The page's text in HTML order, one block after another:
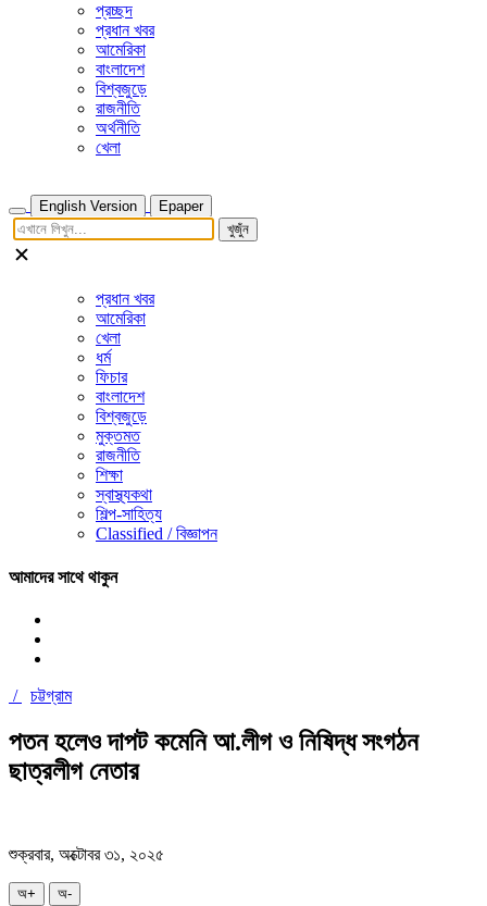
প্রচ্ছদ
প্রধান খবর
আমেরিকা
বাংলাদেশ
বিশ্বজুড়ে
রাজনীতি
অর্থনীতি
খেলা
English Version
Epaper
খুজুঁন
প্রধান খবর
আমেরিকা
খেলা
ধর্ম
ফিচার
বাংলাদেশ
বিশ্বজুড়ে
মুক্তমত
রাজনীতি
শিক্ষা
স্বাস্থ্যকথা
শিল্প-সাহিত্য
Classified / বিজ্ঞাপন
আমাদের সাথে থাকুন
/ চট্টগ্রাম
পতন হলেও দাপট কমেনি আ.লীগ ও নিষিদ্ধ সংগঠন
ছাত্রলীগ নেতার
শুক্রবার, অক্টোবর ৩১, ২০২৫
অ+ অ-